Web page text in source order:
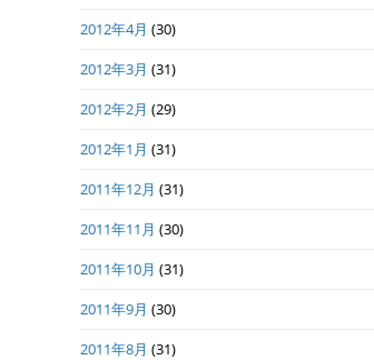
2012年4月 (30)
2012年3月 (31)
2012年2月 (29)
2012年1月 (31)
2011年12月 (31)
2011年11月 (30)
2011年10月 (31)
2011年9月 (30)
2011年8月 (31)